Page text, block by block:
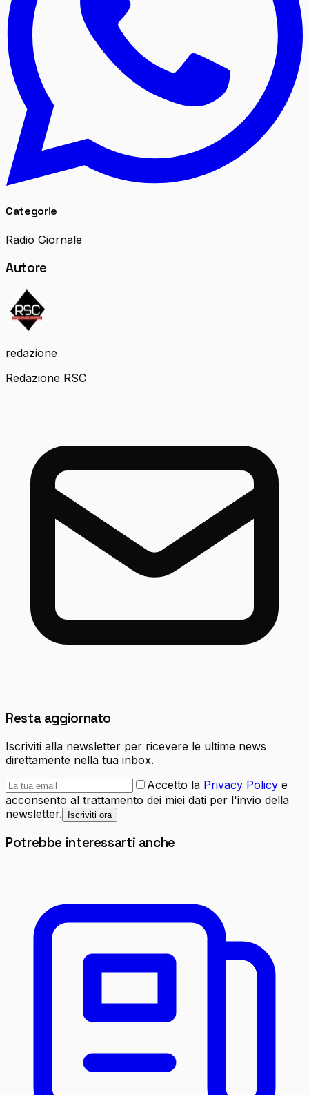
Categorie
Radio Giornale
Autore
redazione
Redazione RSC
Resta aggiornato
Iscriviti alla newsletter per ricevere le ultime news
direttamente nella tua inbox.
Accetto la Privacy Policy e
acconsento al trattamento dei miei dati per l'invio della
newsletter.
Iscriviti ora
Potrebbe interessarti anche